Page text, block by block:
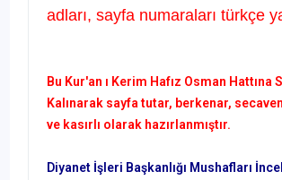
adları, sayfa numaraları türkçe
Bu Kur'an ı Kerim Hafız Osman Hattına
Kalınarak sayfa tutar, berkenar,
ve kasırlı olarak hazırlanmıştır.
Diyanet İşleri Başkanlığı Mushafları